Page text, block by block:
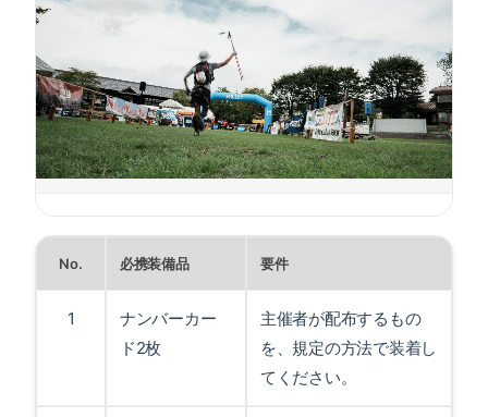
No. 必携装備品 要件
1
ナンバーカー
ド2枚
主催者が配布するもの
を、規定の方法で装着し
てください。